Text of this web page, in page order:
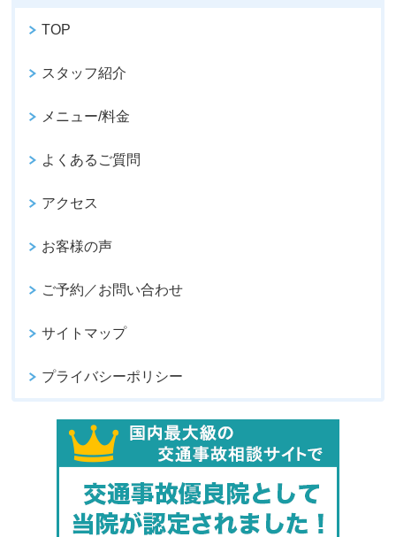
TOP
スタッフ紹介
メニュー/料金
よくあるご質問
アクセス
お客様の声
ご予約／お問い合わせ
サイトマップ
プライバシーポリシー